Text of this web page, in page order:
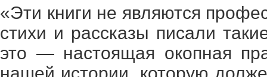
«Эти книги не являются
стихи и рассказы писали
это — настоящая окопная